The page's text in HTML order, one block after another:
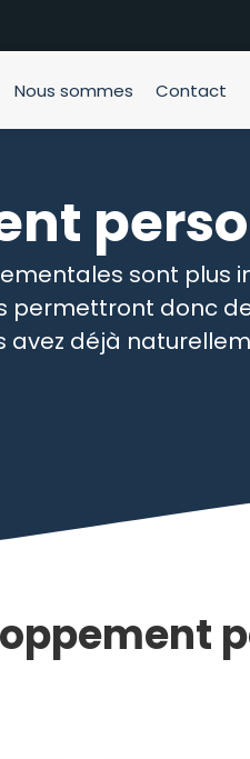
Nous sommes Contact
sont plus
donc
avez déjà